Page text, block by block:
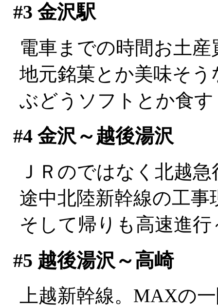
#3 金沢駅
電車までの時間お土
地元銘菓とか美味そう
ぶどうソフトとか食す
#4金沢～越後湯沢
ＪＲのではなく北越
途中北陸新幹線の工
そして帰りも高速進行
#5 越後湯沢～高崎
上越新幹線。MAXの